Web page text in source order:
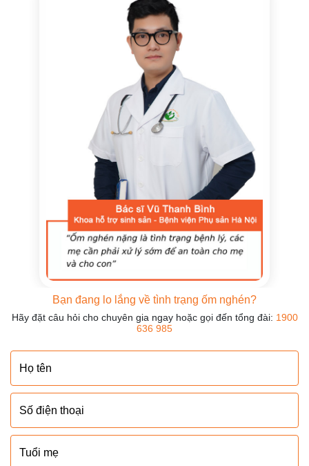
Bạn đang lo lắng về tình trạng ốm nghén?
Hãy đặt câu hỏi cho chuyên gia ngay hoặc gọi đến tổng đài: 1900
636 985